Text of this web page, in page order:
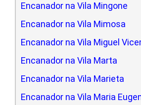
Encanador na Vila Mingone
Encanador na Vila Mimosa
Encanador na Vila Miguel
Encanador na Vila Marta
Encanador na Vila Marieta
Encanador na Vila Maria